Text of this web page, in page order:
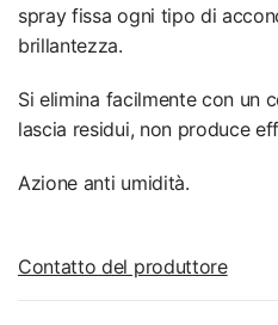
spray fissa ogni tipo di
brillantezza.
Si elimina facilmente con un
lascia residui, non produce
Azione anti umidità.
Contatto del produttore